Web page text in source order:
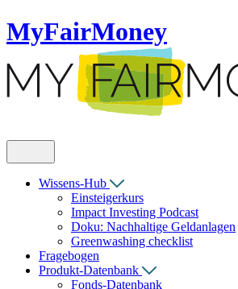
MyFairMoney
Wissens-Hub
Einsteigerkurs
Impact Investing Podcast
Doku: Nachhaltige Geldanlagen
Greenwashing checklist
Fragebogen
Produkt-Datenbank
Fonds-Datenbank